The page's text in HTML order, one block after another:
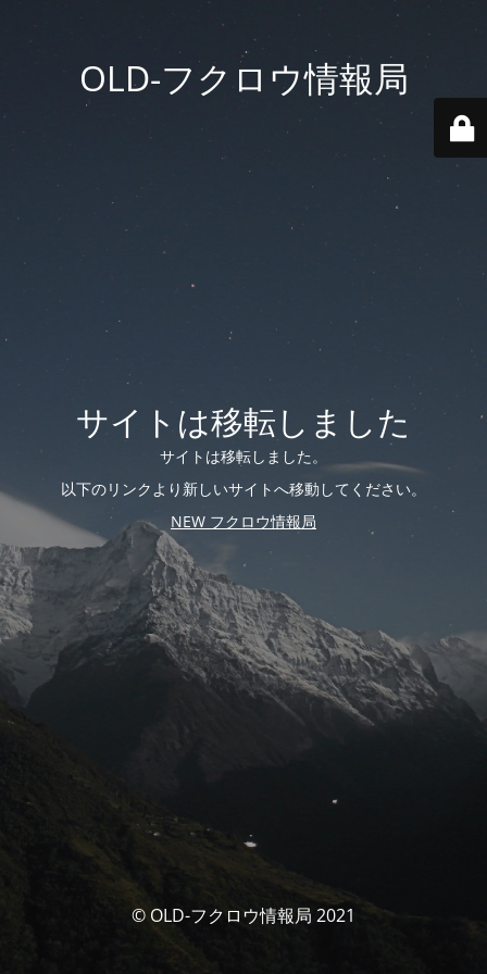
OLD-フクロウ情報局
サイトは移転しました
サイトは移転しました。
以下のリンクより新しいサイトへ移動してください。
NEW フクロウ情報局
© OLD-フクロウ情報局 2021